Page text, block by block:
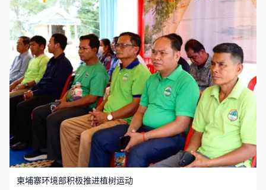
柬埔寨环境部积极推进植树运动